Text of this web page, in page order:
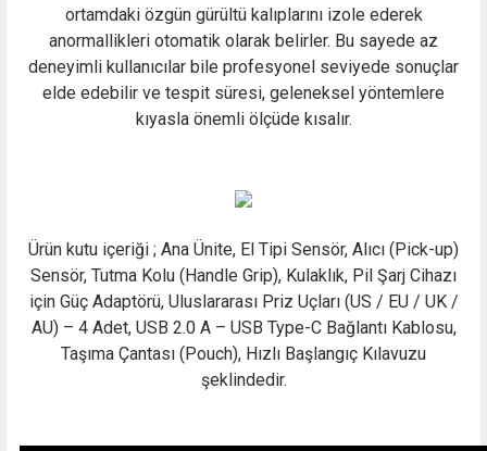
ortamdaki özgün gürültü kalıplarını izole ederek
anormallikleri otomatik olarak belirler. Bu sayede az
deneyimli kullanıcılar bile profesyonel seviyede sonuçlar
elde edebilir ve tespit süresi, geleneksel yöntemlere
kıyasla önemli ölçüde kısalır.
Ürün kutu içeriği ; Ana Ünite, El Tipi Sensör, Alıcı (Pick-up)
Sensör, Tutma Kolu (Handle Grip), Kulaklık, Pil Şarj Cihazı
için Güç Adaptörü, Uluslararası Priz Uçları (US / EU / UK /
AU) – 4 Adet, USB 2.0 A – USB Type-C Bağlantı Kablosu,
Taşıma Çantası (Pouch), Hızlı Başlangıç Kılavuzu
şeklindedir.